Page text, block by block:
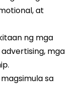
at
ng mga
mga
sa